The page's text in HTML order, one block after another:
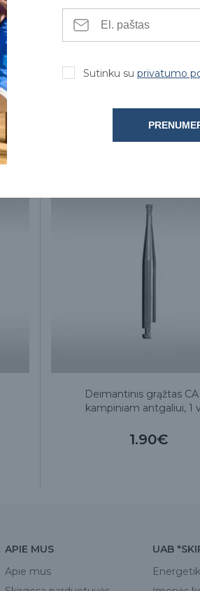
Deimantinis grąžtas
kampiniam antgaliui, 1
1.90€
APIE MUS
Apie mus
UAB
Sutinku su privatumo